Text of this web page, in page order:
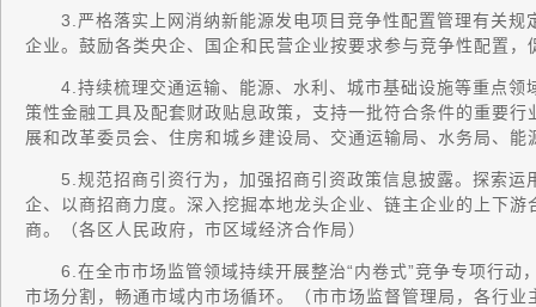
3.严格落实上网消纳新能源发电项目竞争性配置管理有关规
企业。鼓励各类央企、国企和民营企业按要求参与竞争性配置
4.持续梳理交通运输、能源、水利、城市基础设施等重点领
策性金融工具及配套财政贴息政策，支持一批符合条件的重要
展和改革委员会、住房和城乡建设局、交通运输局、水务局、能
5.规范招商引资行为，加强招商引资政策信息披露。探索运
企、以商招商力度。深入挖掘本地龙头企业、链主企业的上下
商。（各区人民政府，市区域经济合作局）
6.在全市市场监管领域持续开展整治“内卷式”竞争专项行动
市场分割，畅通市域内市场循环。（市市场监督管理局，各行业